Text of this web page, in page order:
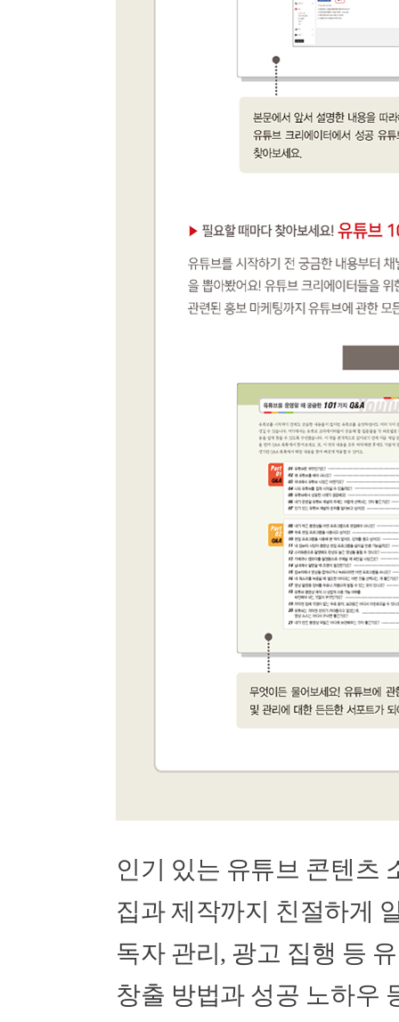
인기 있는 유튜브 콘텐츠
집과 제작까지 친절하게
독자 관리, 광고 집행 등
창출 방법과 성공 노하우